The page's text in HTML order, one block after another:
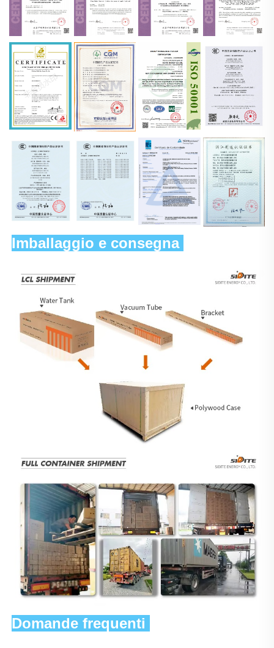
Imballaggio e consegna
Domande frequenti